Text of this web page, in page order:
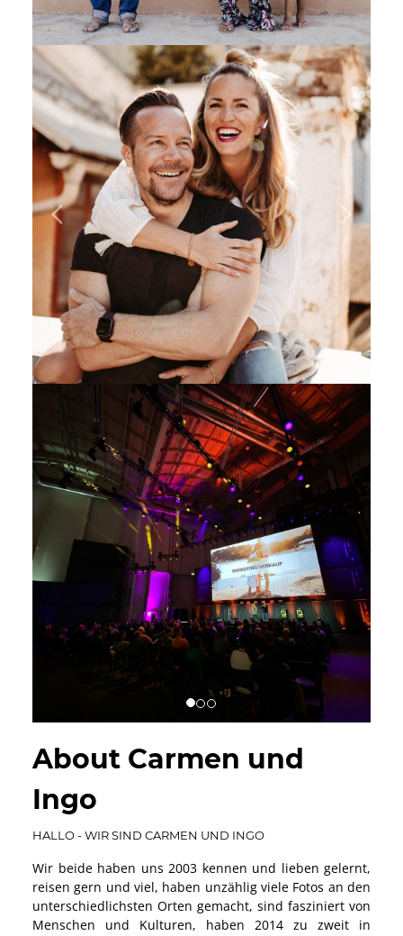
Previous Next
About Carmen und
Ingo
HALLO - WIR SIND CARMEN UND INGO
Wir beide haben uns 2003 kennen und lieben gelernt,
reisen gern und viel, haben unzählig viele Fotos an den
unterschiedlichsten Orten gemacht, sind fasziniert von
Menschen und Kulturen, haben 2014 zu zweit in